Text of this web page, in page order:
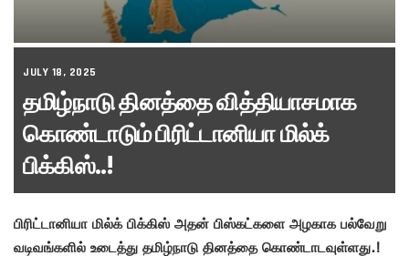
JULY 18, 2025
தமிழ்நாடு தினத்தை வித்தியாசமாக
கொண்டாடும் பிரிட்டானியா மில்க்
பிக்கிஸ்..!
பிரிட்டானியா மில்க் பிக்கிஸ் அதன் பிஸ்கட்களை அழகாக பல்வேறு
வடிவங்களில் உடைத்து தமிழ்நாடு தினத்தை கொண்டாடவுள்ளது.!